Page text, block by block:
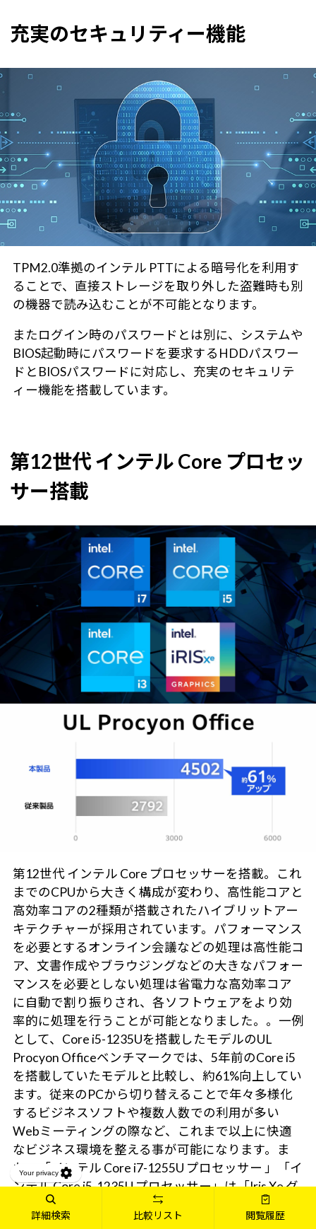
充実のセキュリティー機能
TPM2.0準拠のインテル PTTによる暗号化を利用す
ることで、直接ストレージを取り外した盗難時も別
の機器で読み込むことが不可能となります。
またログイン時のパスワードとは別に、システムや
BIOS起動時にパスワードを要求するHDDパスワー
ドとBIOSパスワードに対応し、充実のセキュリテ
ィー機能を搭載しています。
第12世代 インテル Core プロセッ
サー搭載
第12世代 インテル Core プロセッサーを搭載。これ
までのCPUから大きく構成が変わり、高性能コアと
高効率コアの2種類が搭載されたハイブリットアー
キテクチャーが採用されています。パフォーマンス
を必要とするオンライン会議などの処理は高性能コ
ア、文書作成やブラウジングなどの大きなパフォー
マンスを必要としない処理は省電力な高効率コア
に自動で割り振りされ、各ソフトウェアをより効
率的に処理を行うことが可能となりました。。一例
として、Core i5-1235Uを搭載したモデルのUL
Procyon Officeベンチマークでは、5年前のCore i5
を搭載していたモデルと比較し、約61%向上してい
ます。従来のPCから切り替えることで年々多様化
するビジネスソフトや複数人数での利用が多い
Webミーティングの際など、これまで以上に快適
なビジネス環境を整える事が可能になります。ま
た、「インテル Core i7-1255U プロセッサー 」「イ
ンテル Core i5-1235U プロセッサー」は「Iris Xe グ
ラフィックス」を統合しており、メモリ16GB以上
を搭載（デュアルチャネル/メモリ2枚使用）時、従
詳細検索 比較リスト 閲覧履歴